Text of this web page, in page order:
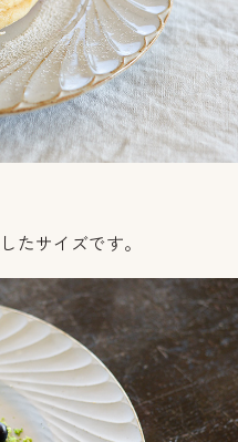
たサイズです。